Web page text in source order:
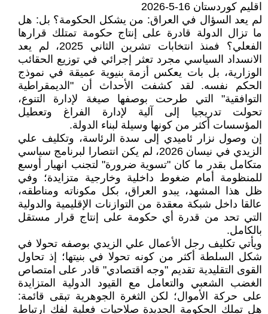
اقليم كوردستان 16-5-2026
لم يعد السؤال في العراق: من يشكل الحكومة؟ بل: هل
ما تزال الدولة قادرة على إنتاج حكومة تمتلك قرارها
الفعلي؟ فمنذ انتخابات تشرين الثاني 2025، لم يعد
الانسداد السياسي مجرد تعثر إجرائي في توزيع الحقائب
الوزارية، بل بات يعكس أزمة بنيوية عميقة في نموذج
الحكم نفسه. لقد كشفت الأحداث أن "الديمقراطية
التوافقية" التي طرحت بوصفها صيغة لإدارة التنوع،
تحولت تدريجيا إلى آلية لإدارة الفراغ وتعطيل
المؤسسات أكثر من كونها وسيلة لبناء الدولة.
إن وصول نزار ئاميدي إلى سدة الرئاسة، وتكليف علي
الزيدي في نيسان 2026، لم يكن انتصارا لبرنامج سياسي
متكامل بقدر ما كان "تسوية ضرورة" لتجنب انهيار أوسع
للمنظومة أمام ضغوط داخلية وخارجية متزايدة؛ وفي
ظل هذا المشهد، يبدو العراق، بكل مكوناته ومناطقه،
عالقا داخل شبكة معقدة من التوازنات الإقليمية والدولية
التي تحد من قدرة أي حكومة على إنتاج قرار مستقل
بالكامل.
ويأتي تكليف رجل الأعمال علي الزيدي بوصفه تحولا في
شكل السلطة أكثر من كونه تحولا في بنيتها؛ إذ تحاول
القوى التقليدية تقديم "وجه اقتصادي" قادر على امتصاص
الغضب الشعبي والتعامل مع القيود الدولية المتزايدة
على حركة الأموال؛ لكن الثغرة الجوهرية تبقى قائمة:
هل تملك الحكومة الجديدة صلاحيات فعلية لفك ارتباط